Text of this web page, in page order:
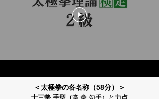
＜太極拳の各名称（58分）＞
十三勢,手型（掌,拳,勾手）と 力点